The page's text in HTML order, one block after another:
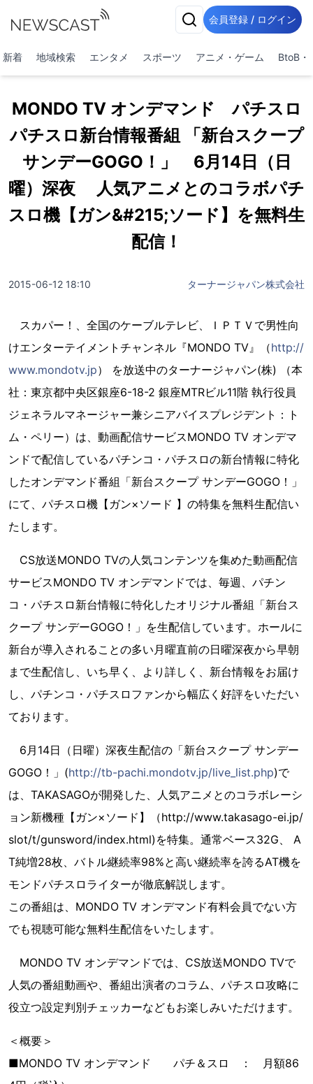
会員登録 / ログイン
新着 地域検索 エンタメ スポーツ アニメ・ゲーム BtoB・
MONDO TV オンデマンド パチスロ
パチスロ新台情報番組 「新台スクープ
サンデーGOGO！」 6月14日（日
曜）深夜 人気アニメとのコラボパチ
スロ機【ガン&#215;ソード】を無料生
配信！
2015-06-12 18:10 ターナージャパン株式会社
スカパー！、全国のケーブルテレビ、ＩＰＴＶで男性向
けエンターテイメントチャンネル『MONDO TV』（http://
www.mondotv.jp） を放送中のターナージャパン(株) （本
社：東京都中央区銀座6-18-2 銀座MTRビル11階 執行役員
ジェネラルマネージャー兼シニアバイスプレジデント：ト
ム・ペリー）は、動画配信サービスMONDO TV オンデマ
ンドで配信しているパチンコ・パチスロの新台情報に特化
したオンデマンド番組「新台スクープ サンデーGOGO！」
にて、パチスロ機【ガン×ソード 】の特集を無料生配信い
たします。
CS放送MONDO TVの人気コンテンツを集めた動画配信
サービスMONDO TV オンデマンドでは、毎週、パチン
コ・パチスロ新台情報に特化したオリジナル番組「新台ス
クープ サンデーGOGO！」を生配信しています。ホールに
新台が導入されることの多い月曜直前の日曜深夜から早朝
まで生配信し、いち早く、より詳しく、新台情報をお届け
し、パチンコ・パチスロファンから幅広く好評をいただい
ております。
6月14日（日曜）深夜生配信の「新台スクープ サンデー
GOGO！」(http://tb-pachi.mondotv.jp/live_list.php)で
は、TAKASAGOが開発した、人気アニメとのコラボレーシ
ョン新機種【ガン×ソード】（http://www.takasago-ei.jp/
slot/t/gunsword/index.html)を特集。通常ベース32G、 A
T純増28枚、バトル継続率98%と高い継続率を誇るAT機を
モンドパチスロライターが徹底解説します。
この番組は、MONDO TV オンデマンド有料会員でない方
でも視聴可能な無料生配信をいたします。
MONDO TV オンデマンドでは、CS放送MONDO TVで
人気の番組動画や、番組出演者のコラム、パチスロ攻略に
役立つ設定判別チェッカーなどもお楽しみいただけます。
＜概要＞
■MONDO TV オンデマンド パチ＆スロ ： 月額86